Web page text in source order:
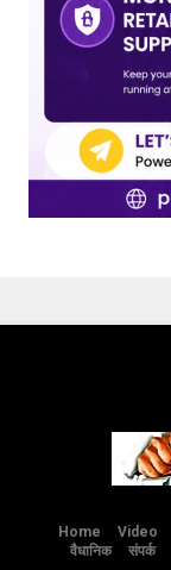
Home Video
वैधानिक
संपर्क